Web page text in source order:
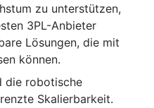
zu unterstützen,
3PL-Anbieter
Lösungen, die mit
können.
die robotische
Skalierbarkeit.